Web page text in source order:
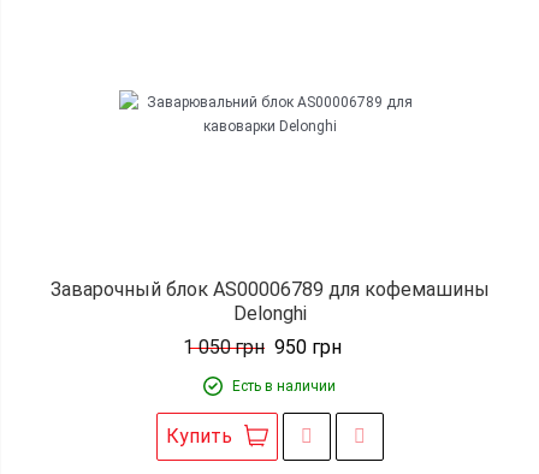
Заварочный блок AS00006789 для кофемашины
Delonghi
1 050грн 950грн
Есть в наличии
Купить